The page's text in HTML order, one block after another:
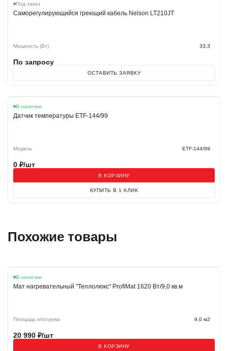
Под заказ
Саморегулирующийся греющий кабель Nelson LT210JT
Мощность (Вт) 33,3
По запросу
ОСТАВИТЬ ЗАЯВКУ
В наличии
Датчик температуры ETF-144/99
Модель ETF-144/99
0 ₽/шт
В КОРЗИНУ
КУПИТЬ В 1 КЛИК
Похожие товары
В наличии
Мат нагревательный "Теплолюкс" ProfiMat 1620 Вт/9,0 кв.м
Площадь обогрева 9,0 м2
20 990 ₽/шт
В КОРЗИНУ